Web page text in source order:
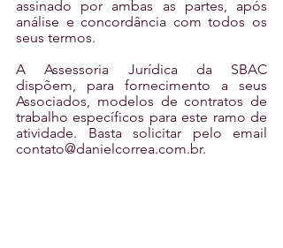
assinado por ambas as partes, após
análise e concordância com todos os
seus termos.
A Assessoria Jurídica da SBAC
dispõem, para fornecimento a seus
Associados, modelos de contratos de
trabalho específicos para este ramo de
atividade. Basta solicitar pelo email
contato@danielcorrea.com.br.